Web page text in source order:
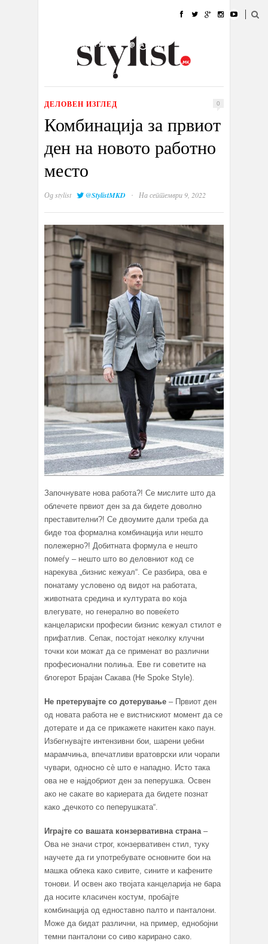
УБАВИНА
КУЛТУРА @РАБОТА
ИЗЛОГ
ДЕЛОВЕН ИЗГЛЕД 0
Комбинација за првиот
ден на новото работно
место
Одstylist @StylistMKD · На септември 9, 2022
Започнувате нова работа?! Се мислите што да
облечете првиот ден за да бидете доволно
преставителни?! Се двоумите дали треба да
биде тоа формална комбинација или нешто
полежерно?! Добитната формула е нешто
помеѓу – нешто што во деловниот код се
нарекува „бизнис кежуал“. Се разбира, ова е
понатаму условено од видот на работата,
животната средина и културата во која
влегувате, но генерално во повеќето
канцелариски професии бизнис кежуал стилот е
прифатлив. Сепак, постојат неколку клучни
точки кои можат да се применат во различни
професионални полиња. Еве ги советите на
блогерот Брајан Сакава (He Spoke Style).
Не претерувајте со дотерување – Првиот ден
од новата работа не е вистнискиот момент да се
дотерате и да се прикажете накитен како паун.
Избегнувајте интензивни бои, шарени џебни
марамчиња, впечатливи вратоврски или чорапи
чувари, односно сè што е нападно. Исто така
ова не е најдобриот ден за пеперушка. Освен
ако не сакате во кариерата да бидете познат
како „дечкото со пеперушката“.
Играјте со вашата конзервативна страна –
Ова не значи строг, конзервативен стил, туку
научете да ги употребувате основните бои на
машка облека како сивите, сините и кафените
тонови. И освен ако твојата канцеларија не бара
да носите класичен костум, пробајте
комбинација од едноставно палто и панталони.
Може да бидат различни, на пример, еднобојни
темни панталони со сиво карирано сако.